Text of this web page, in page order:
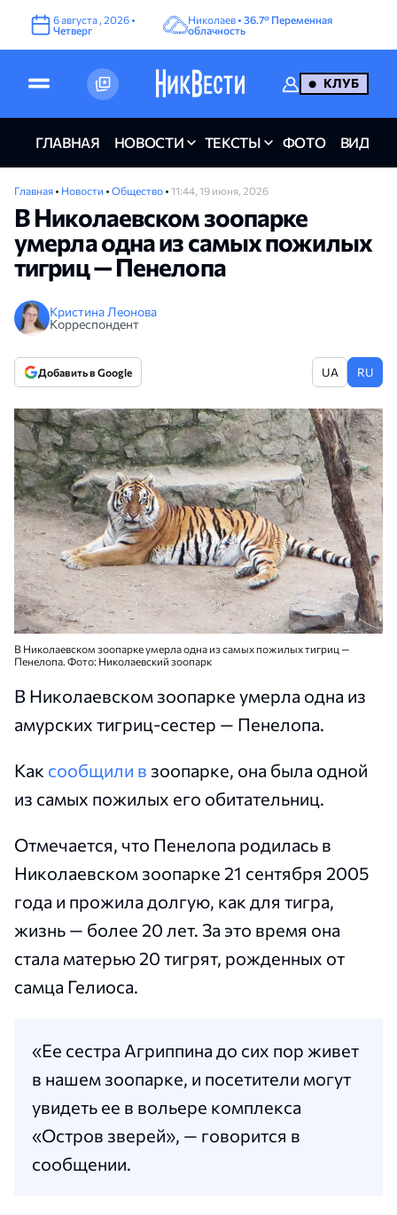
6августа ,2026 •
Четверг
Николаев •36.7° Переменная
облачность
КЛУБ
ГЛАВНАЯ НОВОСТИ ТЕКСТЫ ФОТО ВИДЕО
Главная • Новости • Общество • 11:44, 19 июня, 2026
В Николаевском зоопарке
умерла одна из самых пожилых
тигриц — Пенелопа
Кристина Леонова
Корреспондент
Добавить в Google UA RU
В Николаевском зоопарке умерла одна из самых пожилых тигриц —
Пенелопа. Фото: Николаевский зоопарк
В Николаевском зоопарке умерла одна из
амурских тигриц-сестер — Пенелопа.
Как сообщили в зоопарке, она была одной
из самых пожилых его обитательниц.
Отмечается, что Пенелопа родилась в
Николаевском зоопарке 21 сентября 2005
года и прожила долгую, как для тигра,
жизнь — более 20 лет. За это время она
стала матерью 20 тигрят, рожденных от
самца Гелиоса.
«Ее сестра Агриппина до сих пор живет
в нашем зоопарке, и посетители могут
увидеть ее в вольере комплекса
«Остров зверей», — говорится в
сообщении.